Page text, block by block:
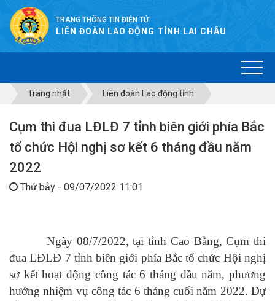
TRANG THÔNG TIN ĐIỆN TỬ
LIÊN ĐOÀN LAO ĐỘNG TỈNH LAI CHÂU
Trang nhất Liên đoàn Lao động tỉnh
Cụm thi đua LĐLĐ 7 tỉnh biên giới phía Bắc
tổ chức Hội nghị sơ kết 6 tháng đầu năm
2022
Thứ bảy - 09/07/2022 11:01
Ngày 08/7/2022, tại tỉnh Cao Bằng, Cụm thi
đua LĐLĐ 7 tỉnh biên giới phía Bắc tổ chức Hội nghị
sơ kết hoạt động công tác 6 tháng đầu năm, phương
hướng nhiệm vụ công tác 6 tháng cuối năm 2022. Dự